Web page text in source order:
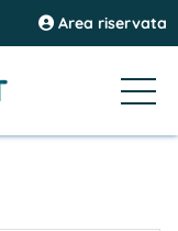
Area riservata